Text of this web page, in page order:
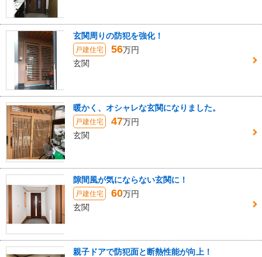
玄関周りの防犯を強化！
戸建住宅 56万円
玄関
暖かく、オシャレな玄関になりました。
戸建住宅 47万円
玄関
隙間風が気にならない玄関に！
戸建住宅 60万円
玄関
親子ドアで防犯面と断熱性能が向上！